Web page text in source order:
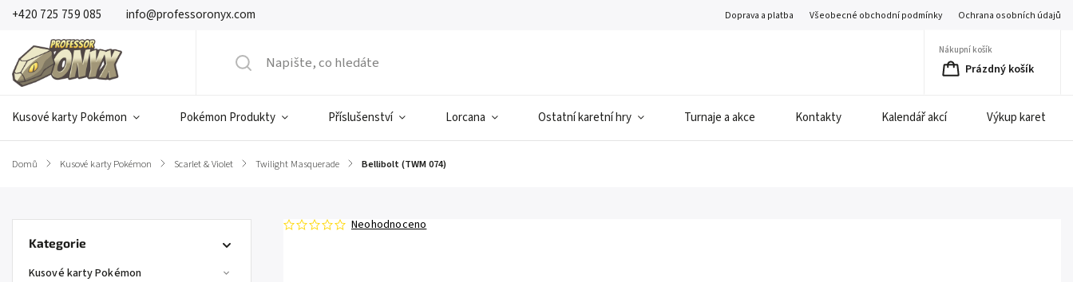
+420 725 759 085 info@professoronyx.com Doprava a platba Všeobecné obchodní podmínky Ochrana osobních údajů
Nákupní košík
Prázdný košík
Kusové karty Pokémon Pokémon Produkty Příslušenství Lorcana Ostatní karetní hry Turnaje a akce Kontakty Kalendář akcí Výkup karet
Domů / Kusové karty Pokémon / Scarlet & Violet / Twilight Masquerade / Bellibolt (TWM 074)
Kategorie
Kusové karty Pokémon
Neohodnoceno